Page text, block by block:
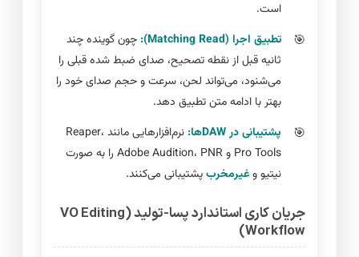
است.
تطبیق اجرا (Matching Read):
چون گوینده چند
ثانیه قبل از نقطه تصحیح، صدای ضبط شده قبلی را
می‌شنود، می‌تواند لحن، سرعت و حجم صدای خود را
بهتر با ادامه متن تطبیق دهد.
پشتیبانی در DAWها:
نرم‌افزارهایی مانند Reaper،
Pro Tools و Adobe Audition، PNR را به صورت
نیتیو وغیرمخربپشتیبانی می‌کنند.
جریان کاری استاندارد پسا-تولید (VO Editing
Workflow)